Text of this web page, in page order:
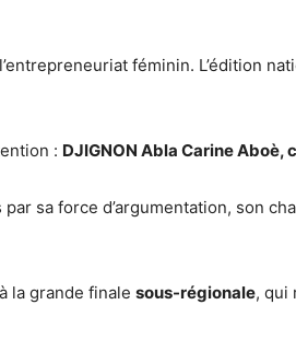
féminin. L’édition
: DJIGNON Abla Carine Aboè,
sa force d’argumentation, son
la grande finale sous-régionale, qui